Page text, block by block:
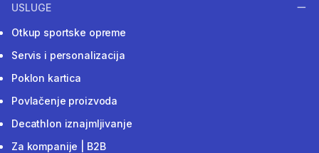
USLUGE
Otkup sportske opreme
Servis i personalizacija
Poklon kartica
Povlačenje proizvoda
Decathlon iznajmljivanje
Za kompanije | B2B